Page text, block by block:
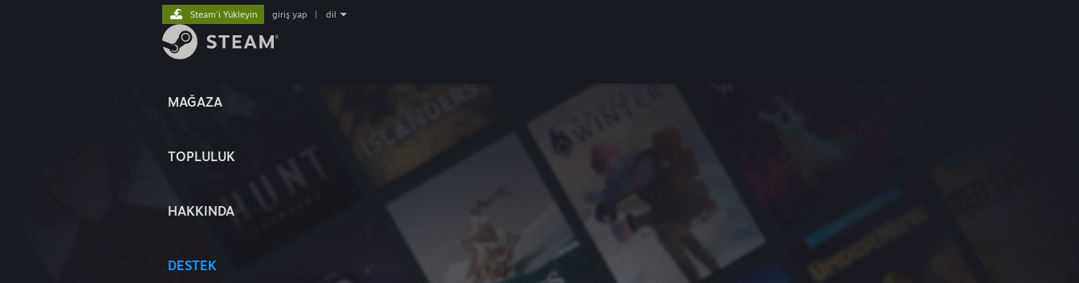
MAĞAZA
TOPLULUK
HAKKINDA
DESTEK
Steam'i Yükleyin giriş yap dil